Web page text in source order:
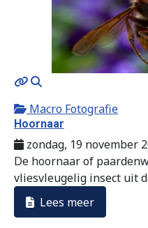
Macro Fotografie
Hoornaar
zondag, 19 november
De hoornaar of
vliesvleugelig insect uit
Lees meer